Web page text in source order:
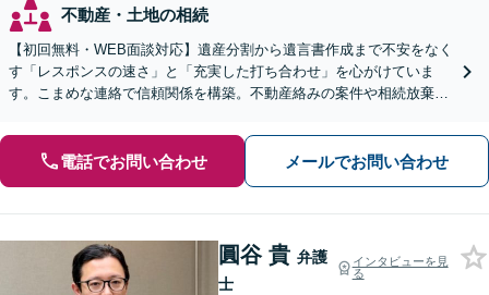
不動産・土地の相続
【初回無料・WEB面談対応】遺産分割から遺言書作成まで不安をなく
す「レスポンスの速さ」と「充実した打ち合わせ」を心がけていま
す。こまめな連絡で信頼関係を構築。不動産絡みの案件や相続放棄
電話でお問い合わせ メールでお問い合わせ
圓谷 貴 弁護
士
インタビューを見
る